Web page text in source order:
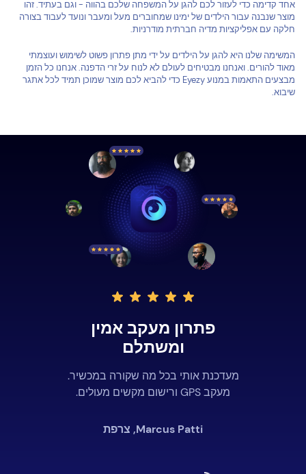
אחד קדימה כדי לעזור לכם להגן על המשפחה שלכם בהווה - וגם בעתיד. זהו
מוצר שנבנה עבור הילדים של ימינו שמחוברים מעל ומעבר ונועד לעבוד בצורה
חלקה עם אפליקציות מדיה חברתית מודרניות.
המשימה שלנו היא להגן על הילדים על ידי מתן פתרון פשוט לשימוש ועוצמתי
מאוד להורים. ואנחנו מבטיחים לעולם לא לנוח על זרי הדפנה. אנחנו כל הזמן
מבצעים התאמות במנוע Eyezy כדי להביא לכם מוצר שמוכן תמיד לכל אתגר
שיבוא.
פתרון מעקב אמין
ומשתלם
מעדכנת אותי בכל מה שקורה במכשיר.
מעקב GPS ורישום מקשים מעולים.
Marcus Patti, צרפת